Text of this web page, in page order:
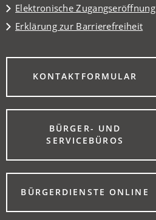
Elektronische Zugangseröffnung
Erklärung zur Barrierefreiheit
KONTAKTFORMULAR
(ÖFFNET
EINEM
NEUEN
BÜRGER- UND
SERVICEBÜROS
(ÖFFNET
EINEM
NEUEN
TAB)BÜRGERDIENSTE ONLINE
(ÖFFNET
EINEM